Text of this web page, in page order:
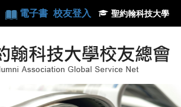
電子書 校友登入 聖約翰科技大學